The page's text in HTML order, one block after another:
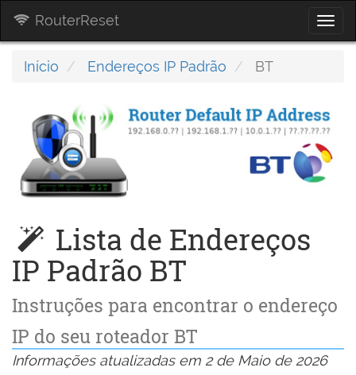
RouterReset
Início Endereços IP Padrão BT
Lista de Endereços
IP Padrão BT
Instruções para encontrar o endereço
IP do seu roteador BT
Informações atualizadas em 2 de Maio de 2026